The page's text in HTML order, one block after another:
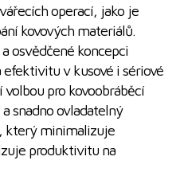
operací, jako je
kovových materiálů.
osvědčené koncepci
v kusové i sériové
pro kovoobráběcí
snadno ovladatelný
který minimalizuje
produktivitu na